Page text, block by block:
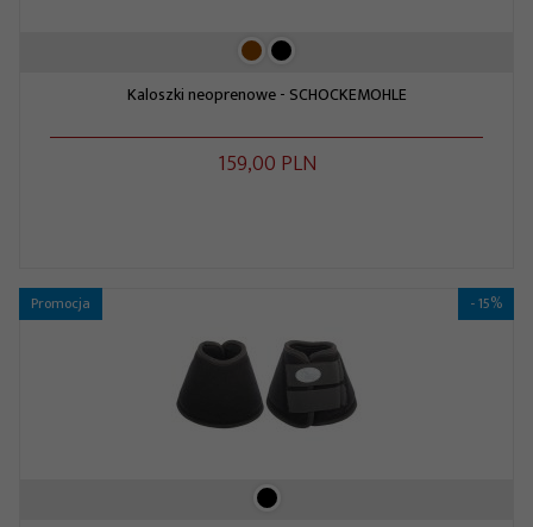
Kaloszki neoprenowe - SCHOCKEMOHLE
159,00 PLN
Promocja - 15%